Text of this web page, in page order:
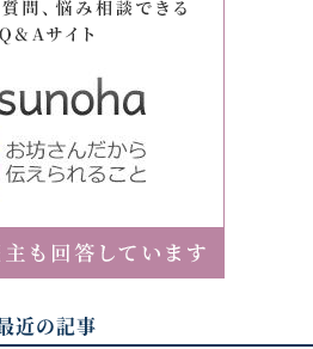
近の記事